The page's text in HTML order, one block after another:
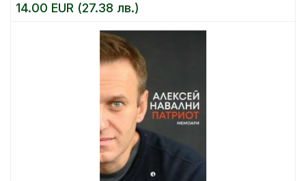
14.00 EUR (27.38 лв.)